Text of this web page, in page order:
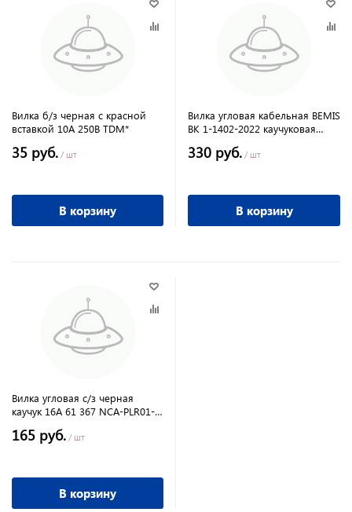
Вилка б/з черная с красной
вставкой 10А 250В TDM*
35 руб. / шт
В корзину
Вилка угловая кабельная BEMIS
BK 1-1402-2022 каучуковая
330 руб. / шт
В корзину
Вилка угловая с/з черная
каучук 16А 61 367 NCA-PLR01-
165 руб. / шт
В корзину